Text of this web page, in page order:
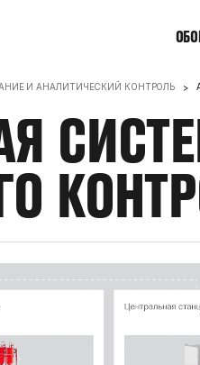
И АНАЛИТИЧЕСКИЙ КОНТРОЛЬ